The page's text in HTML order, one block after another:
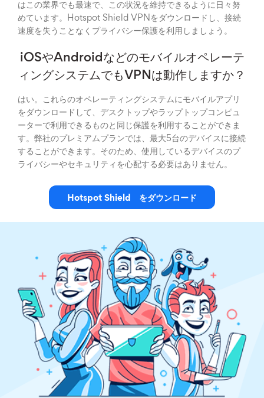
はこの業界でも最速で、この状況を維持できるように日々努
めています。Hotspot Shield VPNをダウンロードし、接続
速度を失うことなくプライバシー保護を利用しましょう。
iOSやAndroidなどのモバイルオペレーテ
ィングシステムでもVPNは動作しますか？
はい。これらのオペレーティングシステムにモバイルアプリ
をダウンロードして、デスクトップやラップトップコンピュ
ーターで利用できるものと同じ保護を利用することができま
す。弊社のプレミアムプランでは、最大5台のデバイスに接続
することができます。そのため、使用しているデバイスのプ
ライバシーやセキュリティを心配する必要はありません。
Hotspot Shield をダウンロード